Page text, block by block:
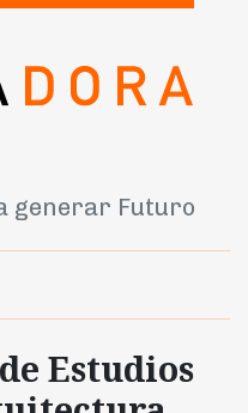
generar Futuro
Estudios